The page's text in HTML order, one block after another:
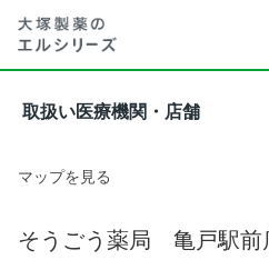
取扱い医療機関・店舗
マップを見る
そうごう薬局 亀戸駅前